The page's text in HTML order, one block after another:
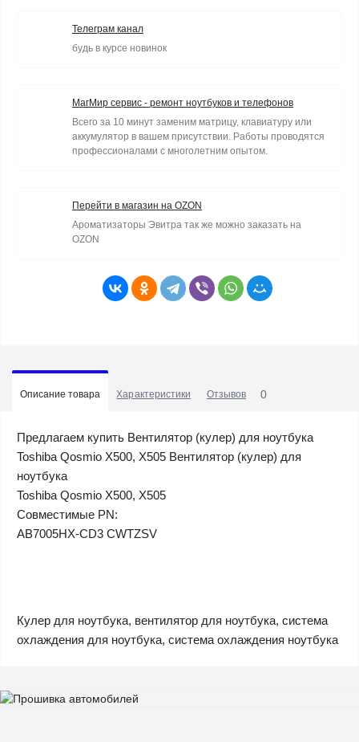
Телеграм канал
будь в курсе новинок
МагМир сервис - ремонт ноутбуков и телефонов
Всего за 10 минут заменим матрицу, клавиатуру или
аккумулятор в вашем присутствии. Работы проводятся
профессионалами с многолетним опытом.
Перейти в магазин на OZON
Ароматизаторы Эвитра так же можно заказать на
OZON
Описание товара Характеристики Отзывов 0
Предлагаем купить Вентилятор (кулер) для ноутбука
Toshiba Qosmio X500, X505 Вентилятор (кулер) для
ноутбука
Toshiba Qosmio X500, X505
Совместимые PN:
AB7005HX-CD3 CWTZSV
Кулер для ноутбука, вентилятор для ноутбука, система
охлаждения для ноутбука, система охлаждения ноутбука